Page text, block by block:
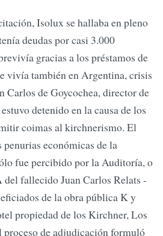
Isolux se hallaba en pleno
deudas por casi 3.000
gracias a los préstamos de
vivía también en Argentina, crisis
Carlos de Goycochea, director de
detenido en la causa de los
coimas al kirchnerismo. El
económicas de la
fue percibido por la Auditoría, o
del fallecido Juan Carlos Relats -
de la obra pública K y
propiedad de los Kirchner, Los
proceso de adjudicación formuló